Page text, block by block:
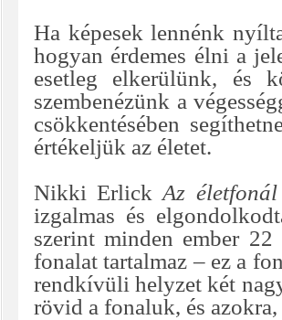
Ha képesek lennénk
hogyan érdemes élni a
esetleg elkerülünk, és
szembenézünk a
csökkentésében
értékeljük az életet.
Nikki ErlickAz életfonál
izgalmas és
szerint minden ember
fonalat tartalmaz – ez a
rendkívüli helyzet két
rövid a fonaluk, és